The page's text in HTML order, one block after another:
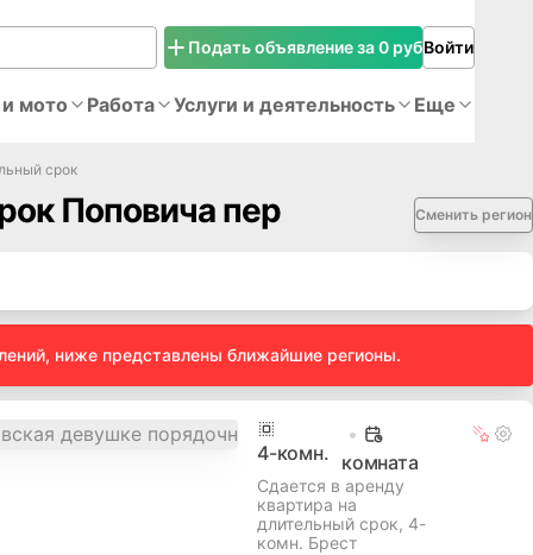
Подать объявление за 0 рубВойти
мото Работа Услуги и деятельность Еще
срок
Поповича пер Сменить регион
ниже представлены ближайшие регионы.
4-комн. комната
Сдается в аренду
квартира на
длительный срок, 4-
комн. Брест